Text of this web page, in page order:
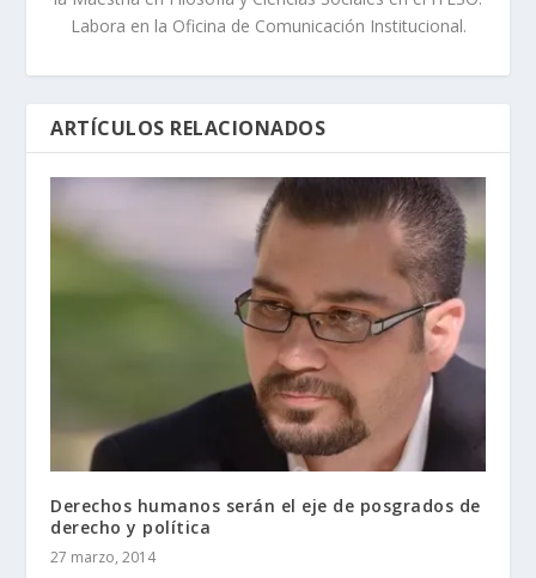
Labora en la Oficina de Comunicación Institucional.
ARTÍCULOS RELACIONADOS
Derechos humanos serán el eje de posgrados de
derecho y política
27 marzo, 2014